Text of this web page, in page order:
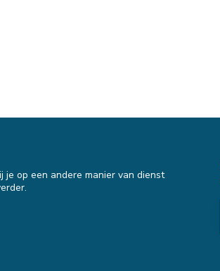
op een andere manier van dienst